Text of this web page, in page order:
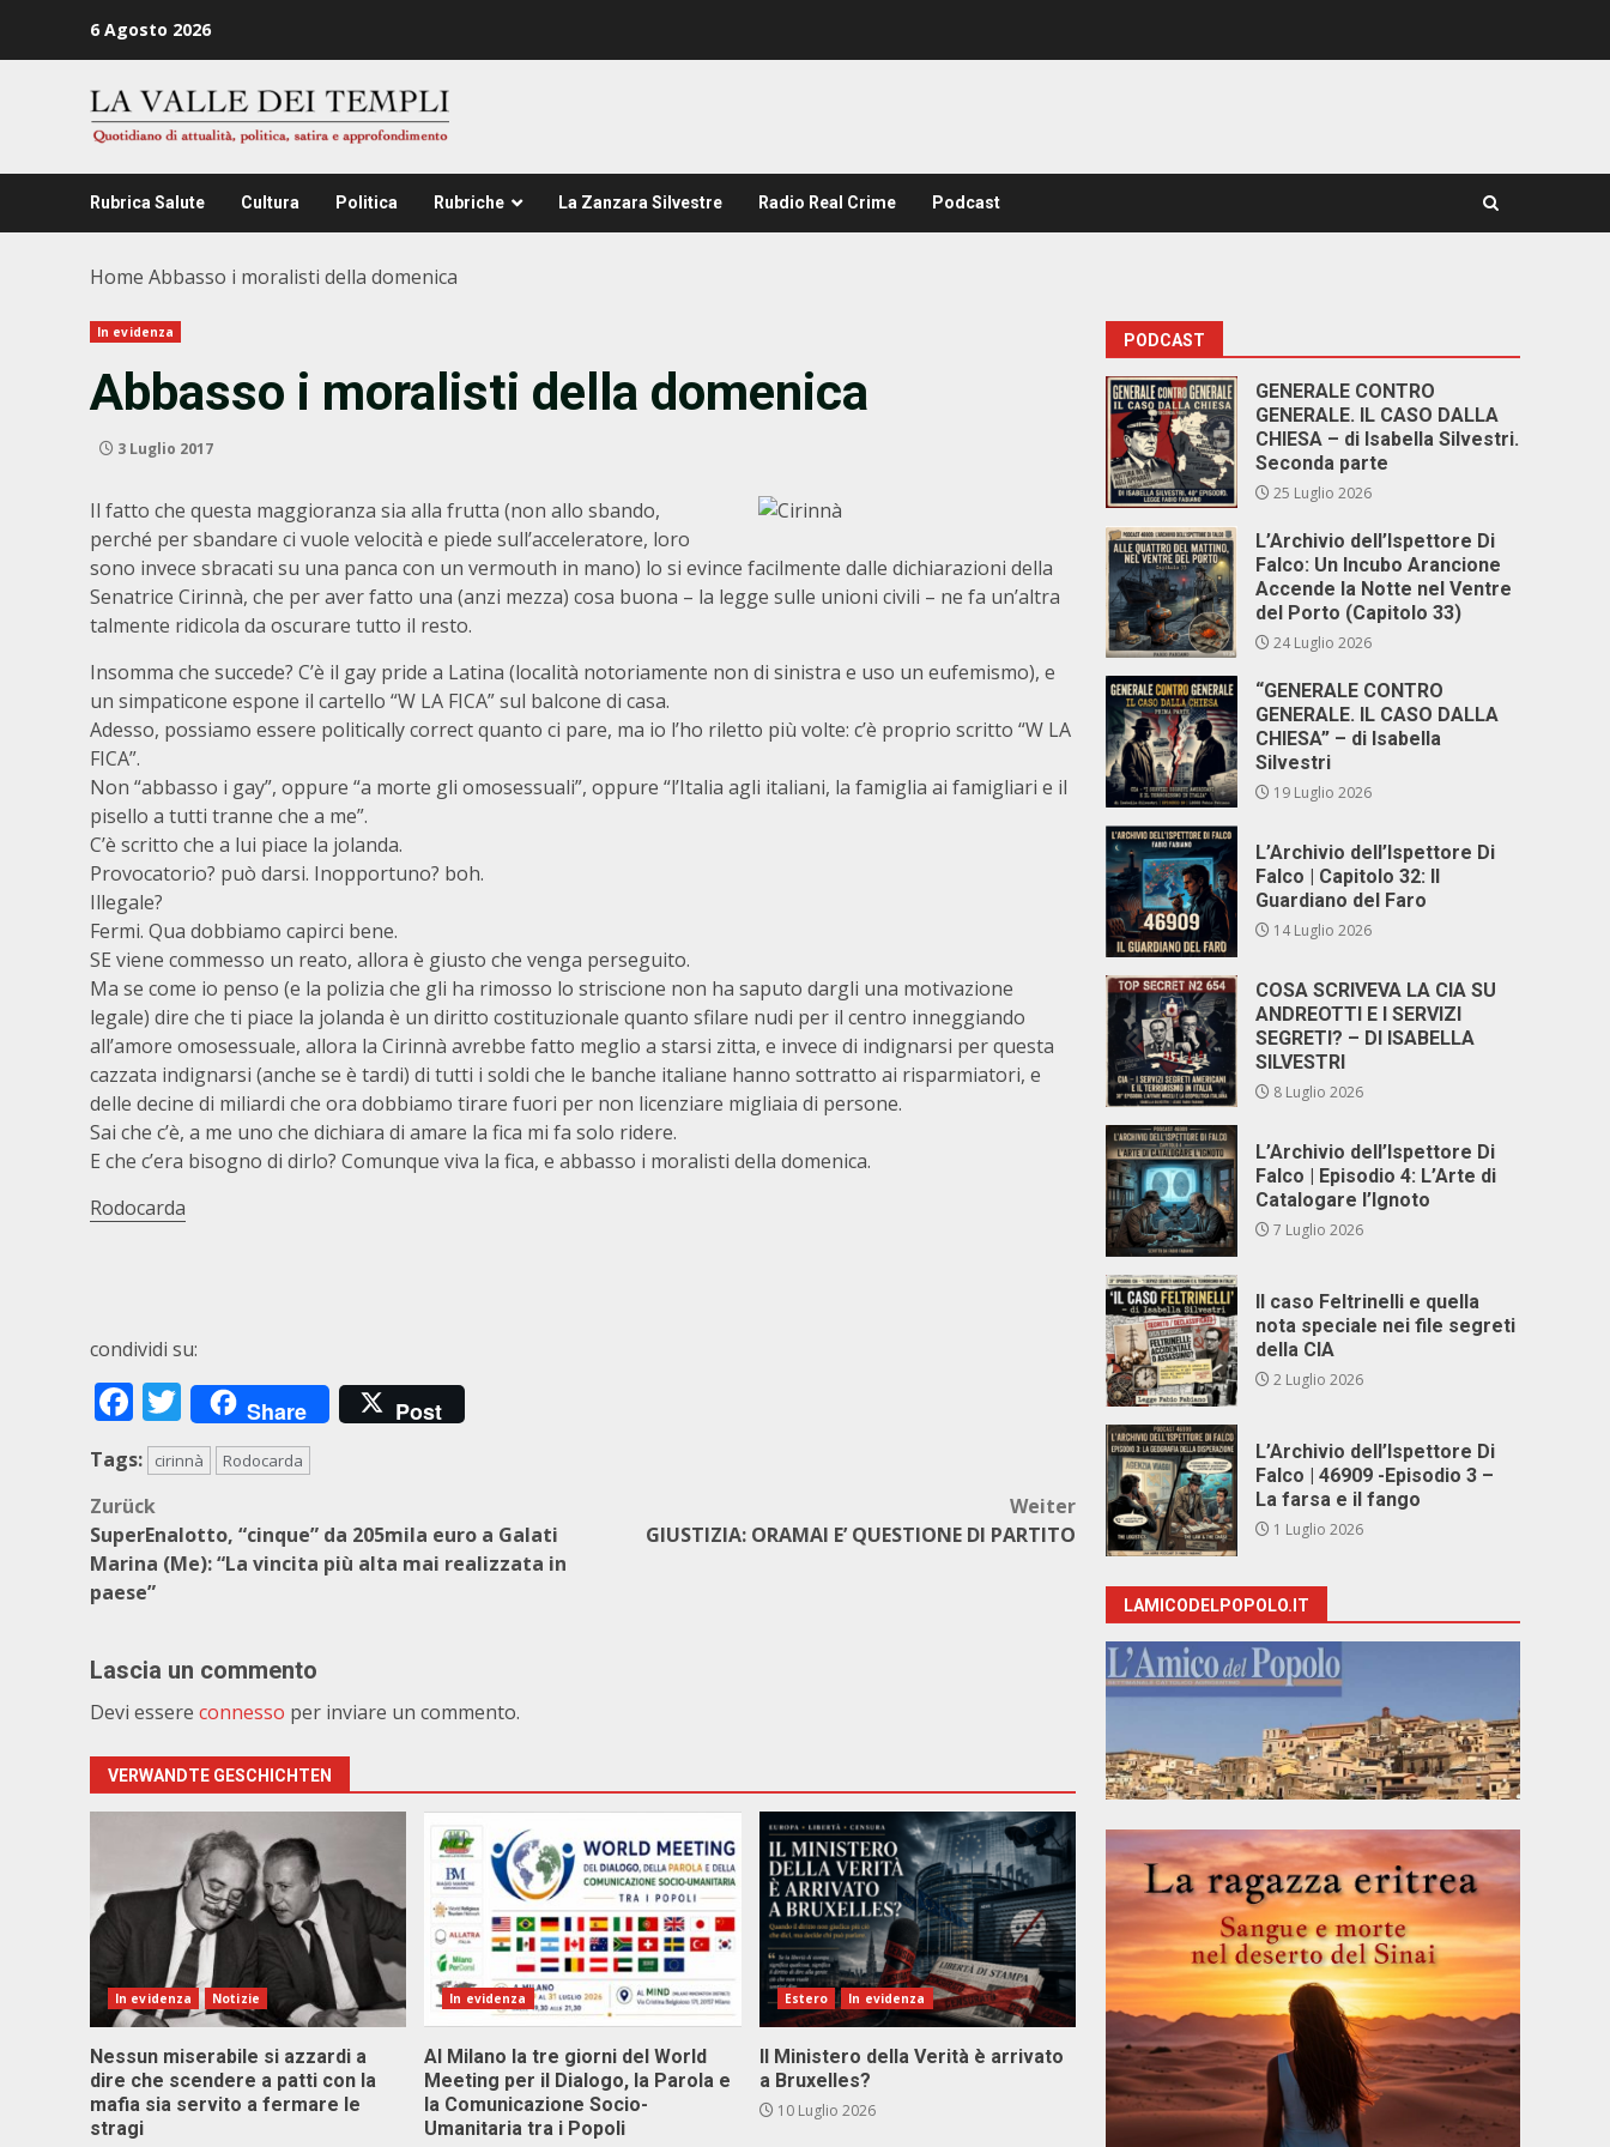
6 Agosto 2026
Rubrica Salute Cultura Politica Rubriche La Zanzara Silvestre Radio Real Crime Podcast
Home Abbasso i moralisti della domenica
In evidenza
Abbasso i moralisti della domenica
3 Luglio 2017
Il fatto che questa maggioranza sia alla frutta (non allo sbando,
perché per sbandare ci vuole velocità e piede sull’acceleratore, loro
sono invece sbracati su una panca con un vermouth in mano) lo si evince facilmente dalle dichiarazioni della
Senatrice Cirinnà, che per aver fatto una (anzi mezza) cosa buona – la legge sulle unioni civili – ne fa un’altra
talmente ridicola da oscurare tutto il resto.
Insomma che succede? C’è il gay pride a Latina (località notoriamente non di sinistra e uso un eufemismo), e
un simpaticone espone il cartello “W LA FICA” sul balcone di casa.
Adesso, possiamo essere politically correct quanto ci pare, ma io l’ho riletto più volte: c’è proprio scritto “W LA
FICA”.
Non “abbasso i gay”, oppure “a morte gli omosessuali”, oppure “l’Italia agli italiani, la famiglia ai famigliari e il
pisello a tutti tranne che a me”.
C’è scritto che a lui piace la jolanda.
Provocatorio? può darsi. Inopportuno? boh.
Illegale?
Fermi. Qua dobbiamo capirci bene.
SE viene commesso un reato, allora è giusto che venga perseguito.
Ma se come io penso (e la polizia che gli ha rimosso lo striscione non ha saputo dargli una motivazione
legale) dire che ti piace la jolanda è un diritto costituzionale quanto sfilare nudi per il centro inneggiando
all’amore omosessuale, allora la Cirinnà avrebbe fatto meglio a starsi zitta, e invece di indignarsi per questa
cazzata indignarsi (anche se è tardi) di tutti i soldi che le banche italiane hanno sottratto ai risparmiatori, e
delle decine di miliardi che ora dobbiamo tirare fuori per non licenziare migliaia di persone.
Sai che c’è, a me uno che dichiara di amare la fica mi fa solo ridere.
E che c’era bisogno di dirlo? Comunque viva la fica, e abbasso i moralisti della domenica.
Rodocarda
condividi su:
Facebook
Twitter
Share Post
Tags: cirinnà Rodocarda
Beitragsnavigation
Zurück
SuperEnalotto, “cinque” da 205mila euro a Galati
Marina (Me): “La vincita più alta mai realizzata in
paese”
Weiter
GIUSTIZIA: ORAMAI E’ QUESTIONE DI PARTITO
Lascia un commento
Devi essere connesso per inviare un commento.
VERWANDTE GESCHICHTEN
In evidenza Notizie
Nessun miserabile si azzardi a
dire che scendere a patti con la
mafia sia servito a fermare le
stragi
In evidenza
Al Milano la tre giorni del World
Meeting per il Dialogo, la Parola e
la Comunicazione Socio-
Umanitaria tra i Popoli
Estero In evidenza
Il Ministero della Verità è arrivato
a Bruxelles?
10 Luglio 2026
PODCAST
GENERALE CONTRO
GENERALE. IL CASO DALLA
CHIESA – di Isabella Silvestri.
Seconda parte
25 Luglio 2026
L’Archivio dell’Ispettore Di
Falco: Un Incubo Arancione
Accende la Notte nel Ventre
del Porto (Capitolo 33)
24 Luglio 2026
“GENERALE CONTRO
GENERALE. IL CASO DALLA
CHIESA” – di Isabella
Silvestri
19 Luglio 2026
L’Archivio dell’Ispettore Di
Falco | Capitolo 32: Il
Guardiano del Faro
14 Luglio 2026
COSA SCRIVEVA LA CIA SU
ANDREOTTI E I SERVIZI
SEGRETI? – DI ISABELLA
SILVESTRI
8 Luglio 2026
L’Archivio dell’Ispettore Di
Falco | Episodio 4: L’Arte di
Catalogare l’Ignoto
7 Luglio 2026
Il caso Feltrinelli e quella
nota speciale nei file segreti
della CIA
2 Luglio 2026
L’Archivio dell’Ispettore Di
Falco | 46909 -Episodio 3 –
La farsa e il fango
1 Luglio 2026
LAMICODELPOPOLO.IT